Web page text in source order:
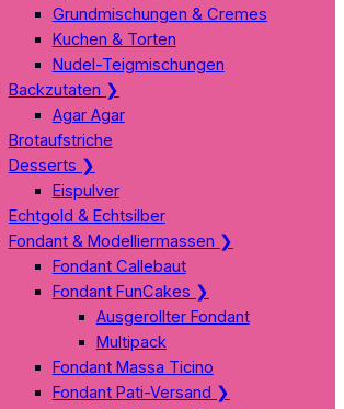
Grundmischungen & Cremes
Kuchen & Torten
Nudel-Teigmischungen
Backzutaten ❯
Agar Agar
Brotaufstriche
Desserts ❯
Eispulver
Echtgold & Echtsilber
Fondant & Modelliermassen ❯
Fondant Callebaut
Fondant FunCakes ❯
Ausgerollter Fondant
Multipack
Fondant Massa Ticino
Fondant Pati-Versand ❯